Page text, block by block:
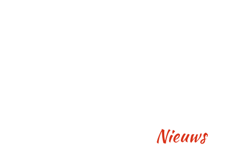
Nieuws